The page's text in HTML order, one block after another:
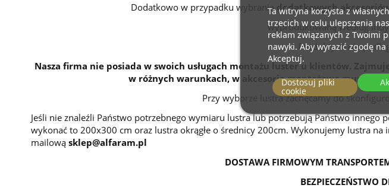
Dodatkowo w przypadku wybraniadodatkowych
wyprodukowaną według
Produkty te nie
Nasza firma nie posiada w swoich usługach montażu luster u klientów.
w różnych warunkach, w akcesoria montażowe musisz
Przy wyborze lustra zachęcamy do
Jeśli nie znaleźli Państwo potrzebnego wymiaru lustra lub potrzebują Państwo
wykonać to 200x300 cm oraz lustra okrągłe o średnicy 200cm. Wykonujemy lustra
mailową sklep@alfaram.pl
DOSTAWA FIRMOWYM
BEZPIECZEŃSTWO
Ta witryna korzysta z
trzecich w celu ulepszenia
reklam związanych z Twoimi
nawyki. Aby wyrazić zgodę
Akceptuj.
Dostosuj pliki
cookie